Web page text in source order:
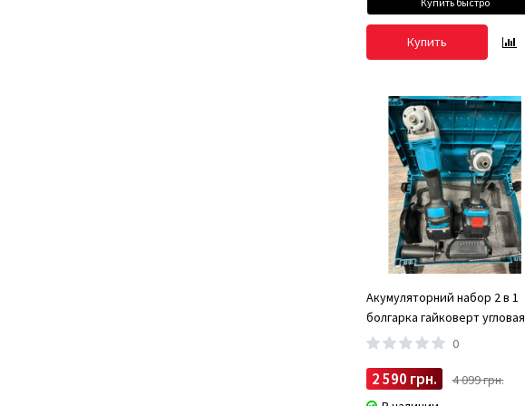
Купить
Акумуляторний набор 2 в 1
болгарка гайковерт угловая
(турбинка) 21V 4Ah
0
2 590 грн.
4 099 грн.